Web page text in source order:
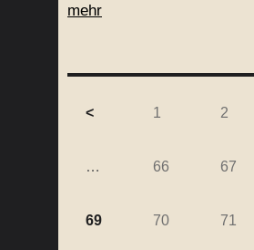
mehr
< 1 2
… 66 67
69 70 71